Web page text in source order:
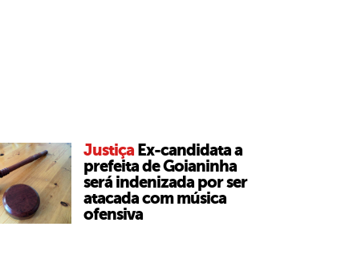
Justiça Ex-candidata a
prefeita de Goianinha
será indenizada por ser
atacada com música
ofensiva